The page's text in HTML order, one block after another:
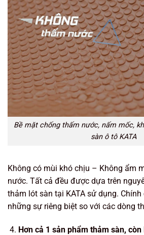
Bề mặt chống thấm nước, nấm mốc,
sàn ô tô KATA
Không có mùi khó chịu – Không ẩm
nước. Tất cả đều được dựa trên
thảm lót sàn tại KATA sử dụng.
những sự riêng biệt so với các dòng
Hơn cả 1 sản phẩm thảm sàn,